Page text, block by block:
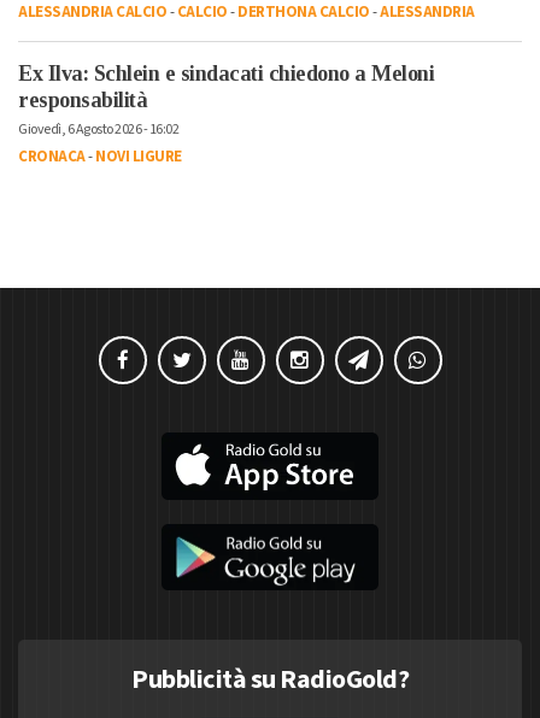
ALESSANDRIA CALCIO-CALCIO-DERTHONA CALCIO-ALESSANDRIA
Ex Ilva: Schlein e sindacati chiedono a Meloni
responsabilità
Giovedì, 6 Agosto 2026 - 16:02
CRONACA-NOVI LIGURE
Pubblicità su RadioGold?